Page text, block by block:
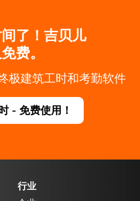
了！吉贝儿
费。
极建筑工时和考勤软件
- 免费使用！
行业